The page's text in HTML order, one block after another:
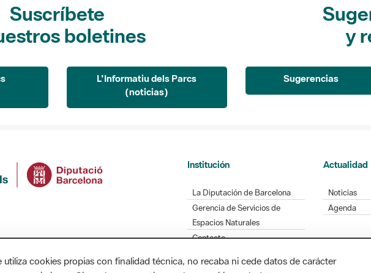
Suscríbete
boletines
L'Informatiu dels Parcs
(noticias)
y
Sugerencias
Institución
La Diputación de Barcelona
Gerencia de Servicios de
Espacios Naturales
Contacto
Actualidad
Noticias
Agenda
utiliza cookies propias con finalidad técnica, no recaba ni cede datos de carácter